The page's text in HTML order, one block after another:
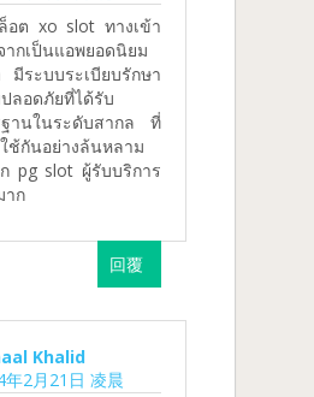
อต xo slot ทางเข้า
ากเป็นแอพยอดนิยม
มีระบบระเบียบรักษา
ลอดภัยที่ได้รับ
ฐานในระดับสากล ที่
ช้กันอย่างล้นหลาม
pg slot ผู้รับบริการ
าก
回覆
Khalid
年2月21日 凌晨